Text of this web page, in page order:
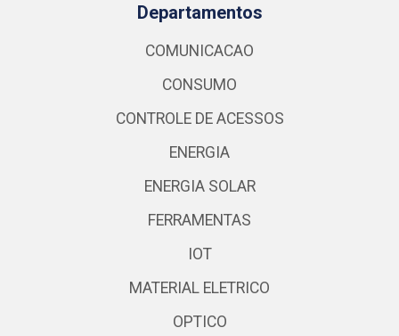
Departamentos
COMUNICACAO
CONSUMO
CONTROLE DE ACESSOS
ENERGIA
ENERGIA SOLAR
FERRAMENTAS
IOT
MATERIAL ELETRICO
OPTICO